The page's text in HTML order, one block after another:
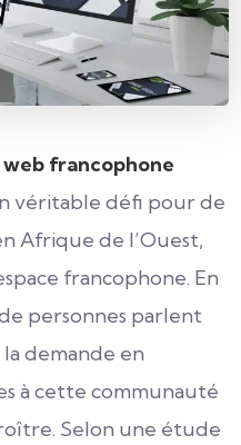
francophone
véritable défi pour de
Afrique de l’Ouest,
francophone. En
personnes parlent
demande en
à cette communauté
Selon une étude